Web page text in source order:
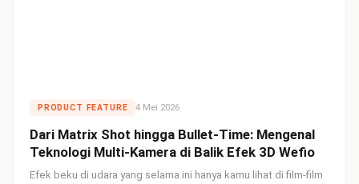
PRODUCT FEATURE 4 Mei 2026
Dari Matrix Shot hingga Bullet-Time: Mengenal
Teknologi Multi-Kamera di Balik Efek 3D Wefio
Efek beku di udara yang selama ini hanya kamu lihat di film-film